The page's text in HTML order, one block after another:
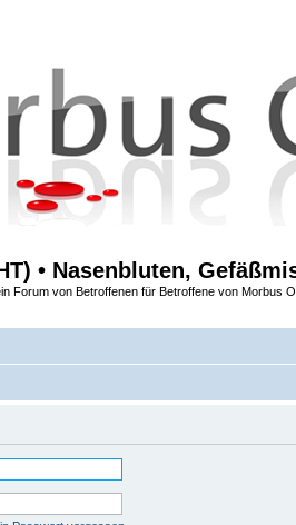
• Nasenbluten,
Forum von Betroffenen für Betroffene von Morbus